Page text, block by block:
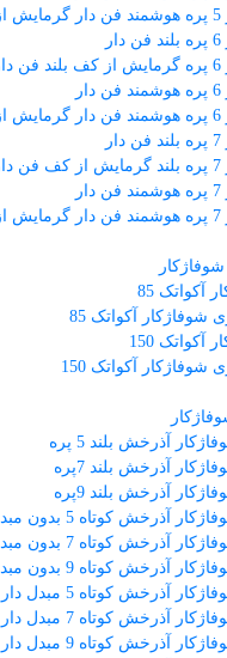
85
آکواتک 85
150
آکواتک 150
آذرخش بلند 5 پره
آذرخش بلند 7پره
آذرخش بلند 9پره
آذرخش کوتاه 5 بدون مبدل
آذرخش کوتاه 7 بدون مبدل
آذرخش کوتاه 9 بدون مبدل
آذرخش کوتاه 5 مبدل دار
آذرخش کوتاه 7 مبدل دار
آذرخش کوتاه 9 مبدل دار